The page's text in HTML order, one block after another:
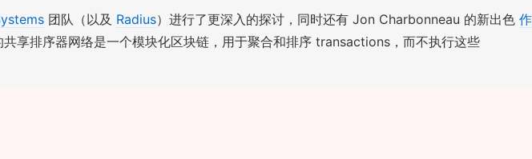
团队（以及 Radius）进行了更深入的探讨，同时还有 Jon Charbonneau 的新出色 作
享排序器网络是一个模块化区块链，用于聚合和排序 transactions，而不执行这些